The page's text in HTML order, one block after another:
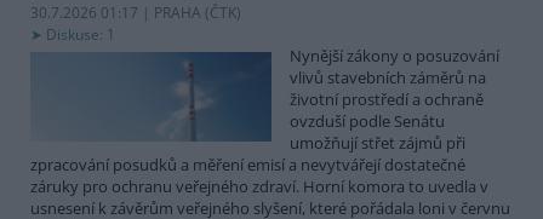
30.7.2026 01:17 | PRAHA (ČTK)
Diskuse: 1
Nynější zákony o posuzování
vlivů stavebních záměrů na
životní prostředí a ochraně
ovzduší podle Senátu
umožňují střet zájmů při
zpracování posudků a měření emisí a nevytvářejí dostatečné
záruky pro ochranu veřejného zdraví. Horní komora to uvedla v
usnesení k závěrům veřejného slyšení, které pořádala loni v červnu